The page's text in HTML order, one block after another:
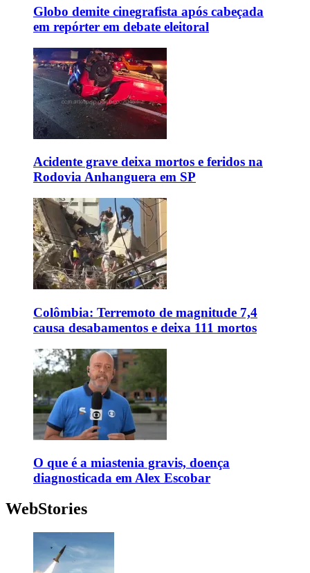
Globo demite cinegrafista após cabeçada
em repórter em debate eleitoral
Acidente grave deixa mortos e feridos na
Rodovia Anhanguera em SP
Colômbia: Terremoto de magnitude 7,4
causa desabamentos e deixa 111 mortos
O que é a miastenia gravis, doença
diagnosticada em Alex Escobar
WebStories